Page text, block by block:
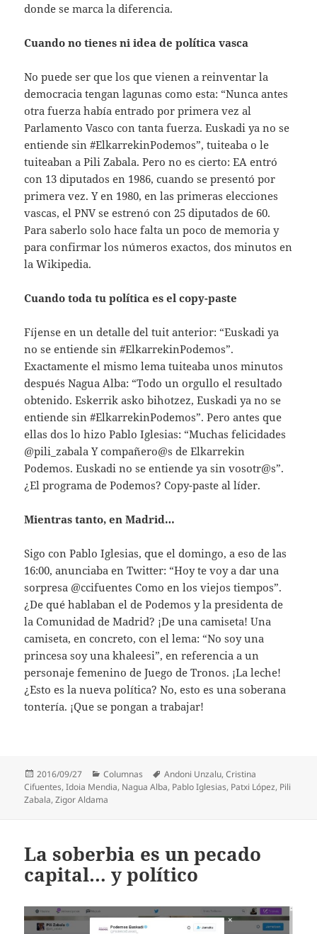
donde se marca la diferencia.
Cuando no tienes ni idea de política vasca
No puede ser que los que vienen a reinventar la
democracia tengan lagunas como esta: “Nunca antes
otra fuerza había entrado por primera vez al
Parlamento Vasco con tanta fuerza. Euskadi ya no se
entiende sin #ElkarrekinPodemos”, tuiteaba o le
tuiteaban a Pili Zabala. Pero no es cierto: EA entró
con 13 diputados en 1986, cuando se presentó por
primera vez. Y en 1980, en las primeras elecciones
vascas, el PNV se estrenó con 25 diputados de 60.
Para saberlo solo hace falta un poco de memoria y
para confirmar los números exactos, dos minutos en
la Wikipedia.
Cuando toda tu política es el copy-paste
Fíjense en un detalle del tuit anterior: “Euskadi ya
no se entiende sin #ElkarrekinPodemos”.
Exactamente el mismo lema tuiteaba unos minutos
después Nagua Alba: “Todo un orgullo el resultado
obtenido. Eskerrik asko bihotzez, Euskadi ya no se
entiende sin #ElkarrekinPodemos”. Pero antes que
ellas dos lo hizo Pablo Iglesias: “Muchas felicidades
@pili_zabala Y compañero@s de Elkarrekin
Podemos. Euskadi no se entiende ya sin vosotr@s”.
¿El programa de Podemos? Copy-paste al líder.
Mientras tanto, en Madrid…
Sigo con Pablo Iglesias, que el domingo, a eso de las
16:00, anunciaba en Twitter: “Hoy te voy a dar una
sorpresa @ccifuentes Como en los viejos tiempos”.
¿De qué hablaban el de Podemos y la presidenta de
la Comunidad de Madrid? ¡De una camiseta! Una
camiseta, en concreto, con el lema: “No soy una
princesa soy una khaleesi”, en referencia a un
personaje femenino de Juego de Tronos. ¡La leche!
¿Esto es la nueva política? No, esto es una soberana
tontería. ¡Que se pongan a trabajar!
Publicado
el
2016/09/27 Categorías
Columnas Etiquetas
Andoni Unzalu,Cristina
Cifuentes,Idoia Mendia, Nagua Alba, Pablo Iglesias, Patxi López, Pili
Zabala,Zigor Aldama
La soberbia es un pecado
capital… y político